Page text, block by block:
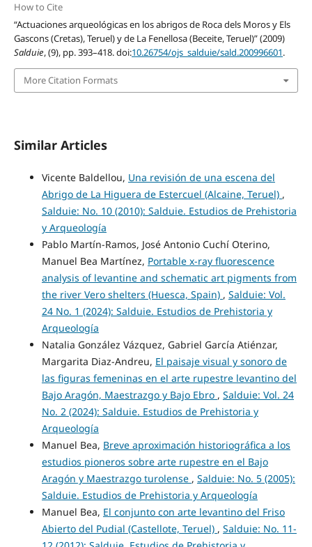
How to Cite
“Actuaciones arqueológicas en los abrigos de Roca dels Moros y Els
Gascons (Cretas), Teruel) y de La Fenellosa (Beceite, Teruel)” (2009)
Salduie, (9), pp. 393–418. doi:10.26754/ojs_salduie/sald.200996601.
More Citation Formats
Similar Articles
Vicente Baldellou, Una revisión de una escena del
Abrigo de La Higuera de Estercuel (Alcaine, Teruel) ,
Salduie: No. 10 (2010): Salduie. Estudios de Prehistoria
y Arqueología
Pablo Martín-Ramos, José Antonio Cuchí Oterino,
Manuel Bea Martínez, Portable x-ray fluorescence
analysis of levantine and schematic art pigments from
the river Vero shelters (Huesca, Spain) , Salduie: Vol.
24 No. 1 (2024): Salduie. Estudios de Prehistoria y
Arqueología
Natalia González Vázquez, Gabriel García Atiénzar,
Margarita Diaz-Andreu, El paisaje visual y sonoro de
las figuras femeninas en el arte rupestre levantino del
Bajo Aragón, Maestrazgo y Bajo Ebro , Salduie: Vol. 24
No. 2 (2024): Salduie. Estudios de Prehistoria y
Arqueología
Manuel Bea, Breve aproximación historiográfica a los
estudios pioneros sobre arte rupestre en el Bajo
Aragón y Maestrazgo turolense , Salduie: No. 5 (2005):
Salduie. Estudios de Prehistoria y Arqueología
Manuel Bea, El conjunto con arte levantino del Friso
Abierto del Pudial (Castellote, Teruel) , Salduie: No. 11-